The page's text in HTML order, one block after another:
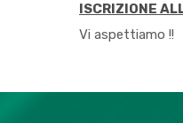
ISCRIZIONE
Vi aspettiamo !!